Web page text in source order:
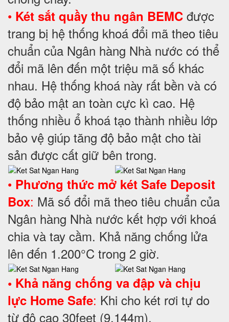
• Két sắt quầy thu ngân BEMC được
trang bị hệ thống khoá đổi mã theo tiêu
chuẩn của Ngân hàng Nhà nước có thể
đổi mã lên đến một triệu mã số khác
nhau. Hệ thống khoá này rất bền và có
độ bảo mật an toàn cực kì cao. Hệ
thống nhiều ổ khoá tạo thành nhiều lớp
bảo vệ giúp tăng độ bảo mật cho tài
sản được cất giữ bên trong.
• Phương thức mở két Safe Deposit
Box: Mã số đổi mã theo tiêu chuẩn của
Ngân hàng Nhà nước kết hợp với khoá
chia và tay cầm. Khả năng chống lửa
lên đến 1.200°C trong 2 giờ.
• Khả năng chống va đập và chịu
lực Home Safe: Khi cho két rơi tự do
từ độ cao 30feet (9.144m).